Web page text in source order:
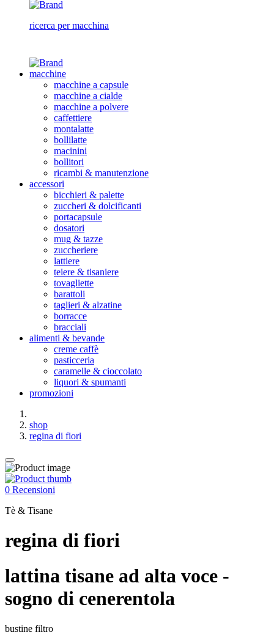
ricerca per macchina
macchine
macchine a capsule
macchine a cialde
macchine a polvere
caffettiere
montalatte
bollilatte
macinini
bollitori
ricambi & manutenzione
accessori
bicchieri & palette
zuccheri & dolcificanti
portacapsule
dosatori
mug & tazze
zuccheriere
lattiere
teiere & tisaniere
tovagliette
barattoli
taglieri & alzatine
borracce
bracciali
alimenti & bevande
creme caffè
pasticceria
caramelle & cioccolato
liquori & spumanti
promozioni
shop
regina di fiori
0 Recensioni
Tè & Tisane
regina di fiori
lattina tisane ad alta voce -
sogno di cenerentola
bustine filtro